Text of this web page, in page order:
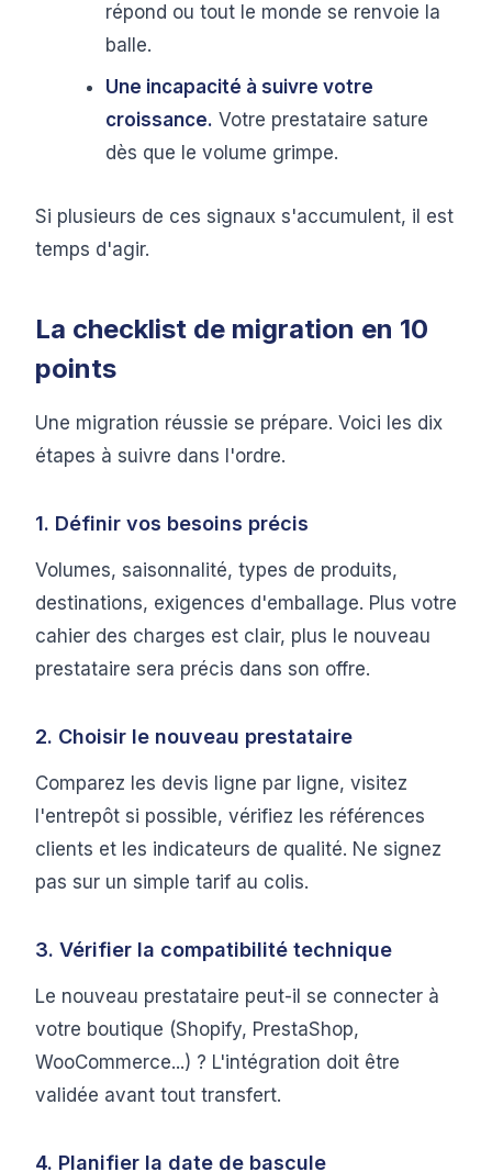
répond ou tout le monde se renvoie la
balle.
Une incapacité à suivre votre
croissance. Votre prestataire sature
dès que le volume grimpe.
Si plusieurs de ces signaux s'accumulent, il est
temps d'agir.
La checklist de migration en 10
points
Une migration réussie se prépare. Voici les dix
étapes à suivre dans l'ordre.
1. Définir vos besoins précis
Volumes, saisonnalité, types de produits,
destinations, exigences d'emballage. Plus votre
cahier des charges est clair, plus le nouveau
prestataire sera précis dans son offre.
2. Choisir le nouveau prestataire
Comparez les devis ligne par ligne, visitez
l'entrepôt si possible, vérifiez les références
clients et les indicateurs de qualité. Ne signez
pas sur un simple tarif au colis.
3. Vérifier la compatibilité technique
Le nouveau prestataire peut-il se connecter à
votre boutique (Shopify, PrestaShop,
WooCommerce...) ? L'intégration doit être
validée avant tout transfert.
4. Planifier la date de bascule